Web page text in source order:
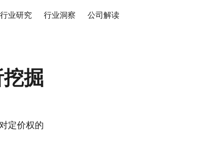
行业研究 行业洞察 公司解读
掘
定价权的